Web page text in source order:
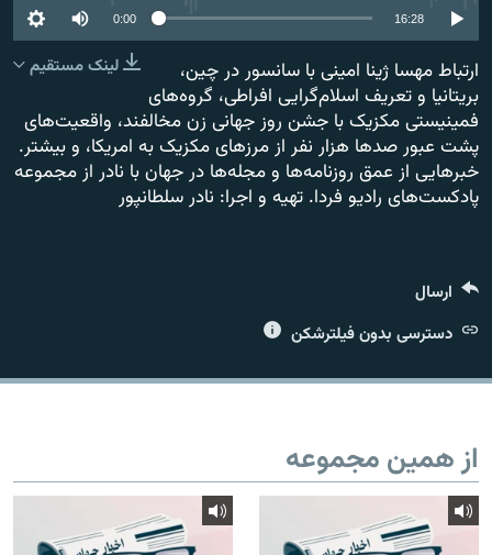
زبان‌های دیگر
عضویت 0:00 16:28
لینک مستقیم
ارتباط مهسا ژینا امینی با سانسور در چین،
بریتانیا و تعریف اسلام‌گرایی افراطی، گروه‌های
فمینیستی مکزیک با جشن روز جهانی زن مخالفند، واقعیت‌های
پشت عبور صدها هزار نفر از مرزهای مکزیک به امریکا، و بیشتر.
خبرهایی از عمق روزنامه‌ها و مجله‌ها در جهان با نادر از مجموعه
پادکست‌های رادیو فردا. تهیه و اجرا: نادر سلطانپور
ارسال
دسترسی بدون فیلترشکن
از همین مجموعه